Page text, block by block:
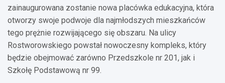
zainaugurowana zostanie nowa placówka edukacyjna, która
otworzy swoje podwoje dla najmłodszych mieszkańców
tego prężnie rozwijającego się obszaru. Na ulicy
Rostworowskiego powstał nowoczesny kompleks, który
będzie obejmować zarówno Przedszkole nr 201, jak i
Szkołę Podstawową nr 99.